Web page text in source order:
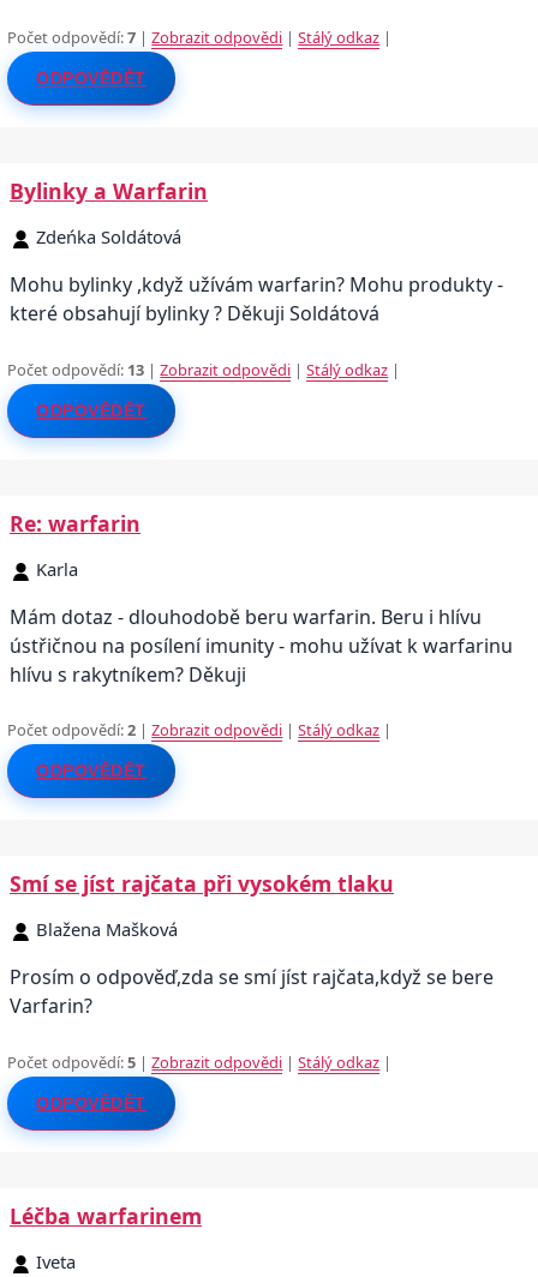
Počet odpovědí:7 |Zobrazit odpovědi |Stálý odkaz |
ODPOVĚDĚT
Bylinky a Warfarin
Zdeńka Soldátová
Mohu bylinky ,když užívám warfarin? Mohu produkty -
které obsahují bylinky ? Děkuji Soldátová
Počet odpovědí: 13 |Zobrazit odpovědi |Stálý odkaz |
ODPOVĚDĚT
Re: warfarin
Karla
Mám dotaz - dlouhodobě beru warfarin. Beru i hlívu
ústřičnou na posílení imunity - mohu užívat k warfarinu
hlívu s rakytníkem? Děkuji
Počet odpovědí:2 |Zobrazit odpovědi |Stálý odkaz |
ODPOVĚDĚT
Smí se jíst rajčata při vysokém tlaku
Blažena Mašková
Prosím o odpověď,zda se smí jíst rajčata,když se bere
Varfarin?
Počet odpovědí:5 |Zobrazit odpovědi |Stálý odkaz |
ODPOVĚDĚT
Léčba warfarinem
Iveta